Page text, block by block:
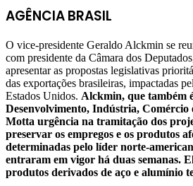
AGÊNCIA BRASIL
O vice-presidente Geraldo Alckmin se
com presidente da Câmara dos
apresentar as propostas legislativas
das exportações brasileiras, impactadas
Estados Unidos. Alckmin, que também
Desenvolvimento, Indústria, Comércio
Motta urgência na tramitação dos
preservar os empregos e os produtos
determinadas pelo líder norte-
entraram em vigor há duas semanas.
produtos derivados de aço e alumínio